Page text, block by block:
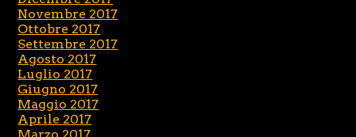
Novembre 2017
Ottobre 2017
Settembre 2017
Agosto 2017
Luglio 2017
Giugno 2017
Maggio 2017
Aprile 2017